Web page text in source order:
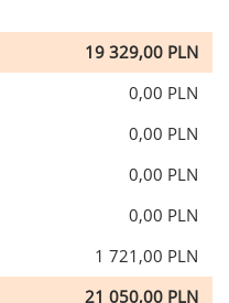
19 329,00 PLN
0,00 PLN
0,00 PLN
0,00 PLN
0,00 PLN
1 721,00 PLN
21 050,00 PLN